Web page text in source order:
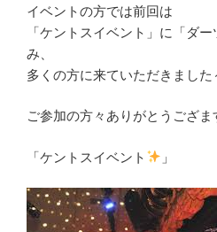
イベントの方では前回は
「ケントスイベント」に「ダ
み、
多くの方に来ていただきました
ご参加の方々ありがとうござま
「ケントスイベント 」